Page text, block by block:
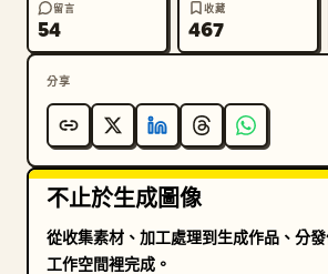
留言
54
收藏
467
分享
不止於生成圖像
從收集素材、加工處理到生成作品、分
工作空間裡完成。